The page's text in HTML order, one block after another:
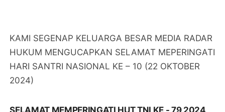
KAMI SEGENAP KELUARGA BESAR MEDIA RADAR
HUKUM MENGUCAPKAN SELAMAT MEPERINGATI
HARI SANTRI NASIONAL KE – 10 (22 OKTOBER
2024)
SELAMAT MEMPERINGATI HUT TNI KE - 79 2024